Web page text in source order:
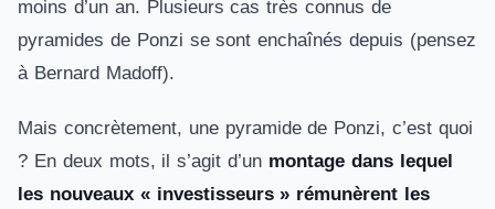
moins d’un an. Plusieurs cas très connus de
pyramides de Ponzi se sont enchaînés depuis (pensez
à Bernard Madoff).
Mais concrètement, une pyramide de Ponzi, c’est quoi
? En deux mots, il s’agit d’un montage dans lequel
les nouveaux « investisseurs » rémunèrent les